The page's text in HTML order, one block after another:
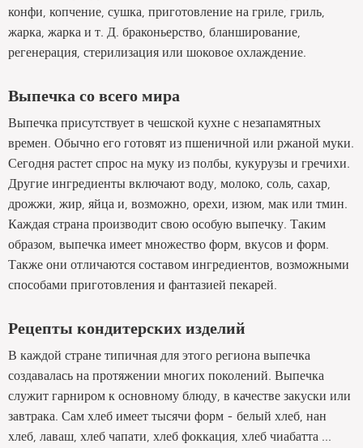
конфи, копчение, сушка, приготовление на гриле, гриль,
жарка, жарка и т. Д. браконьерство, бланширование,
регенерация, стерилизация или шоковое охлаждение.
Выпечка со всего мира
Выпечка присутствует в чешской кухне с незапамятных
времен. Обычно его готовят из пшеничной или ржаной муки.
Сегодня растет спрос на муку из полбы, кукурузы и гречихи.
Другие ингредиенты включают воду, молоко, соль, сахар,
дрожжи, жир, яйца и, возможно, орехи, изюм, мак или тмин.
Каждая страна производит свою особую выпечку. Таким
образом, выпечка имеет множество форм, вкусов и форм.
Также они отличаются составом ингредиентов, возможными
способами приготовления и фантазией пекарей.
Рецепты кондитерских изделий
В каждой стране типичная для этого региона выпечка
создавалась на протяжении многих поколений. Выпечка
служит гарниром к основному блюду, в качестве закуски или
завтрака. Сам хлеб имеет тысячи форм - белый хлеб, нан
хлеб, лаваш, хлеб чапати, хлеб фоккация, хлеб чиабатта ...